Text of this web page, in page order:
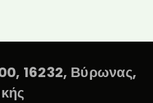
16232, Βύρωνας,